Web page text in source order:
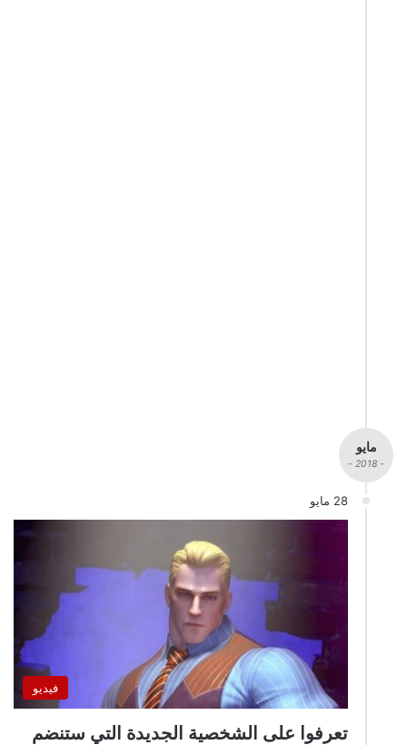
مايو
- 2018 -
28 مايو
فيديو
تعرفوا على الشخصية الجديدة التي ستنضم